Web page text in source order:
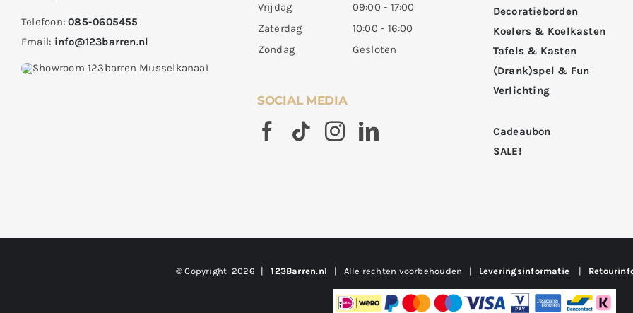
Telefoon:085-0605455
Email: info@123barren.nl
Vrijdag
09:00 - 17:00
Zaterdag
10:00 - 16:00
Zondag
Gesloten
SOCIAL MEDIA
Decoratieborden
Koelers & Koelkasten
Tafels & Kasten
(Drank)spel & Fun
Verlichting
Cadeaubon
SALE!
© Copyright 2026 |123Barren.nl | Alle rechten voorbehouden | Leveringsinformatie |